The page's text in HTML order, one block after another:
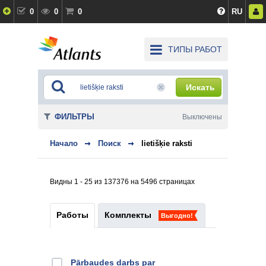
0 0 0 RU
ТИПЫ РАБОТ
Искать
Начало Поиск lietišķie raksti
Видны 1 - 25 из 137376 на 5496 страницах
Работы Комплекты Выгодно!
Pārbaudes darbs par
ФИЛЬТРЫ Выключены